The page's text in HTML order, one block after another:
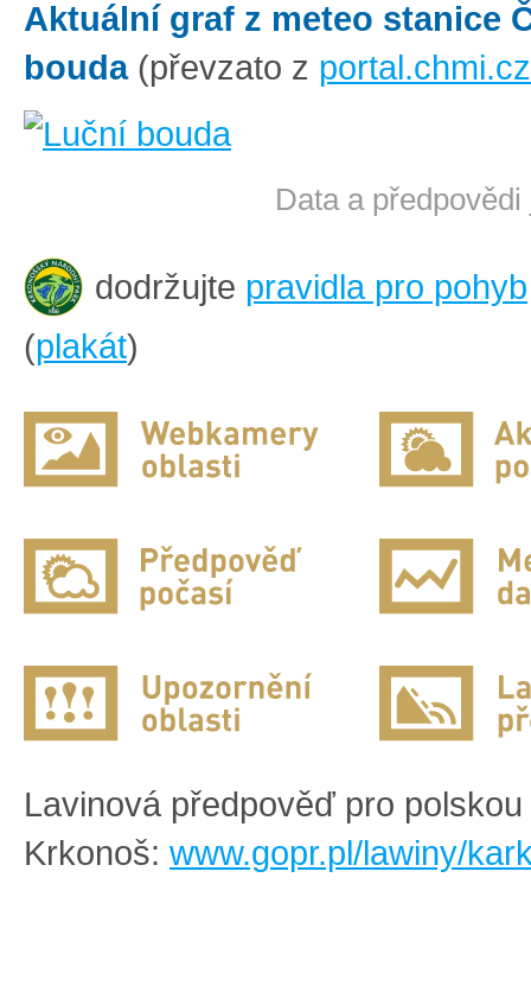
Aktuální graf z meteo stanice
bouda(převzato z portal.chmi.cz
Data a
dodržujte pravidla pro pohyb
(plakát)
Lavinová předpověď pro
Krkonoš: www.gopr.pl/lawiny/